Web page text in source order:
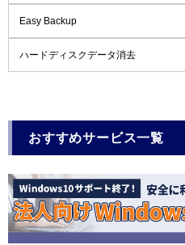
Easy Backup
ハードディスクデータ消去
おすすめサービス一覧